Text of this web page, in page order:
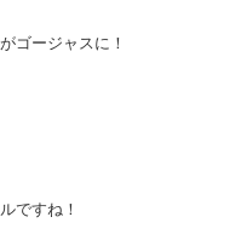
ゴージャスに！
ですね！